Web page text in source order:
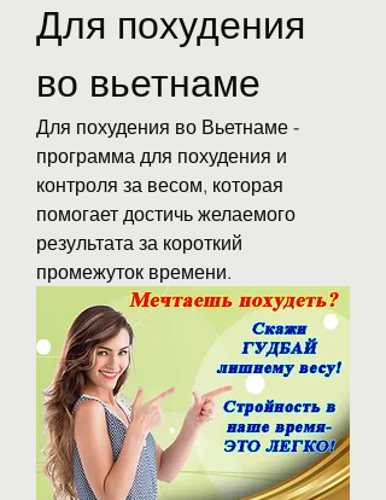
Для похудения
во вьетнаме
Для похудения во Вьетнаме -
программа для похудения и
контроля за весом, которая
помогает достичь желаемого
результата за короткий
промежуток времени.